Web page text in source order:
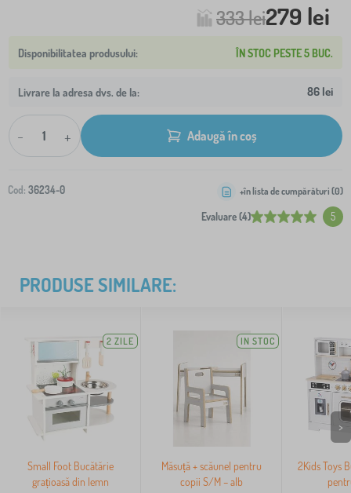
333 lei279 lei
ÎN STOC PESTE 5 BUC.
Livrare la adresa dvs. de la: 86 lei
- + Adaugă în coș
Cod: 36234-0
Evaluare (4) 5
+în lista de cumpărături (0)
PRODUSE SIMILARE:
2 ZILE
Small Foot Bucătărie
grațioasă din lemn
IN STOC
Măsuță + scăunel pentru
copii S/M – alb
2Kids Toys
>